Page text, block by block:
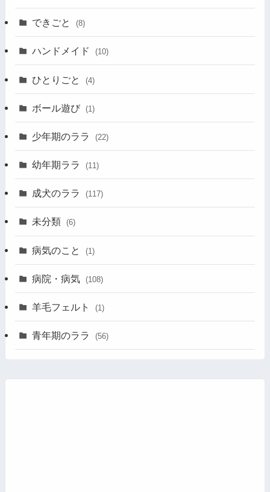
できごと (8)
ハンドメイド (10)
ひとりごと (4)
ボール遊び (1)
少年期のララ (22)
幼年期ララ (11)
成犬のララ (117)
未分類 (6)
病気のこと (1)
病院・病気 (108)
羊毛フェルト (1)
青年期のララ (56)